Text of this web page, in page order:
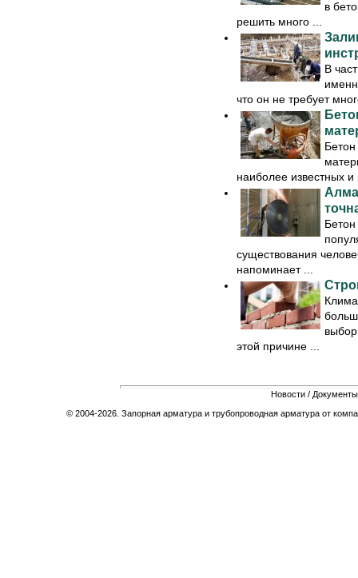
в
решить много ...
В
что он не требует
Бетон
наиболее известных
существования
напоминает ...
этой причине ...
Новости / Документы
© 2004-2026. Запорная арматура и трубопроводная арматура от